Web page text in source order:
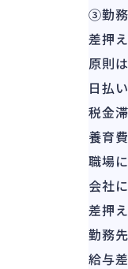
③勤務
差押
原則
日払
税金
養育
職場
会社
差押
勤務
給与